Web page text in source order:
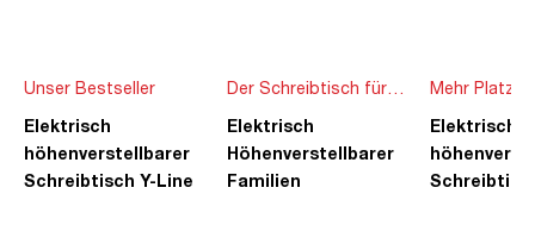
Unser Bestseller
Elektrisch
höhenverstellbarer
Schreibtisch Y-Line
Der Schreibtisch für
die ganze Familie
Elektrisch
Höhenverstellbarer
Familien
Mehr Platz
Ideen
Elektrisch